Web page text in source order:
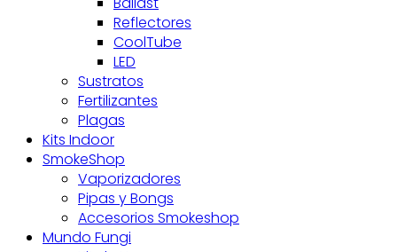
Reflectores
CoolTube
LED
Sustratos
Fertilizantes
Plagas
Kits Indoor
SmokeShop
Vaporizadores
Pipas y Bongs
Accesorios Smokeshop
Mundo Fungi